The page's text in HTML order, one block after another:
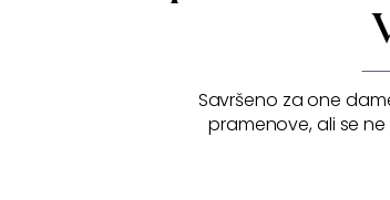
Savršeno za one
pramenove, ali se